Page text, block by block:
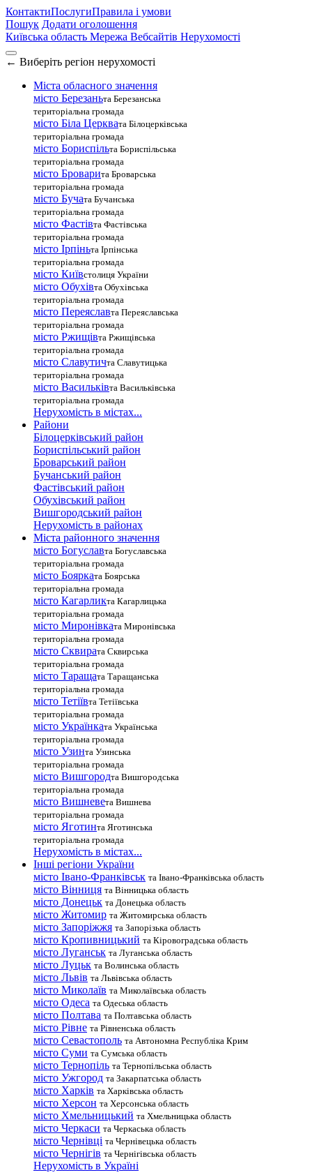
КонтактиПослугиПравила і умови
Пошук Додати оголошення
Київська область Мережа Вебсайтів Нерухомості
← Виберіть регіон нерухомості
Міста обласного значення
місто Березаньта Березанська
територіальна громада
місто Біла Церквата Білоцерківська
територіальна громада
місто Бориспільта Бориспільська
територіальна громада
місто Броварита Броварська
територіальна громада
місто Бучата Бучанська
територіальна громада
місто Фастівта Фастівська
територіальна громада
місто Ірпіньта Ірпінська
територіальна громада
місто Київстолиця України
місто Обухівта Обухівська
територіальна громада
місто Переяславта Переяславська
територіальна громада
місто Ржищівта Ржищівська
територіальна громада
місто Славутичта Славутицька
територіальна громада
місто Василькiвта Васильківська
територіальна громада
Нерухомість в містах...
Райони
Білоцерківський район
Бориспільський район
Броварський район
Бучанський район
Фастівський район
Обухівський район
Вишгородський район
Нерухомість в районах
Міста районного значення
місто Богуславта Богуславська
територіальна громада
місто Боярката Боярська
територіальна громада
місто Кагарликта Кагарлицька
територіальна громада
місто Миронівката Миронівська
територіальна громада
місто Сквирата Сквирська
територіальна громада
місто Таращата Таращанська
територіальна громада
місто Тетіївта Тетіївська
територіальна громада
місто Українката Українська
територіальна громада
місто Узинта Узинська
територіальна громада
місто Вишгородта Вишгородська
територіальна громада
місто Вишневета Вишнева
територіальна громада
місто Яготинта Яготинська
територіальна громада
Нерухомість в містах...
Інші регіони України
місто Івано-Франківськ та Івано-Франківська область
місто Вінниця та Вінницька область
місто Донецьк та Донецька область
місто Житомир та Житомирська область
місто Запоріжжя та Запорізька область
місто Кропивницький та Кіровоградська область
місто Луганськ та Луганська область
місто Луцьк та Волинська область
місто Львів та Львівська область
місто Миколаїв та Миколаївська область
місто Одеса та Одеська область
місто Полтава та Полтавська область
місто Рівне та Рівненська область
місто Севастополь та Автономна Республіка Крим
місто Суми та Сумська область
місто Тернопіль та Тернопільська область
місто Ужгород та Закарпатська область
місто Харків та Харківська область
місто Херсон та Херсонська область
місто Хмельницький та Хмельницька область
місто Черкаси та Черкаська область
місто Чернівці та Чернівецька область
місто Чернігів та Чернігівська область
Нерухомість в Україні